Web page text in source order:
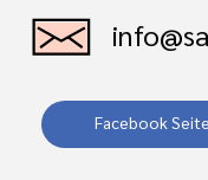
Facebook Seite